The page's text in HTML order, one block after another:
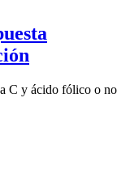
C y ácido fólico o no